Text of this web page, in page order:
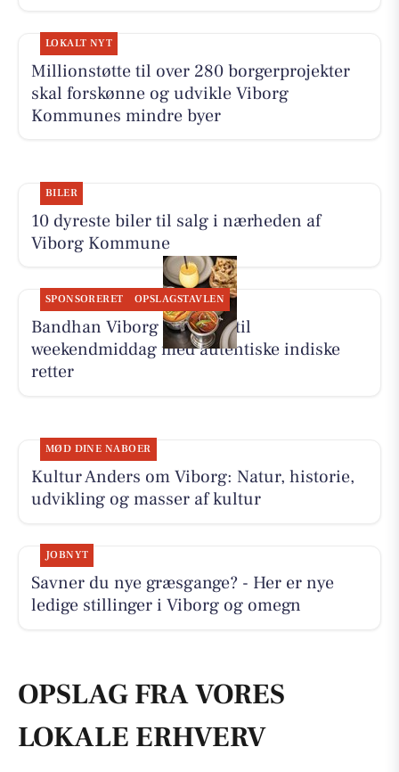
LOKALT NYT
Millionstøtte til over 280 borgerprojekter
skal forskønne og udvikle Viborg
Kommunes mindre byer
BILER
10 dyreste biler til salg i nærheden af
Viborg Kommune
SPONSORERET OPSLAGSTAVLEN
Bandhan Viborg inviterer til
weekendmiddag med autentiske indiske
retter
MØD DINE NABOER
Kultur Anders om Viborg: Natur, historie,
udvikling og masser af kultur
JOBNYT
Savner du nye græsgange? - Her er nye
ledige stillinger i Viborg og omegn
OPSLAG FRA VORES
LOKALE ERHVERV